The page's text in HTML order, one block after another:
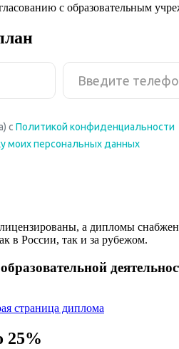
с образовательным
а дипломы
в России, так и за рубежом.
25%